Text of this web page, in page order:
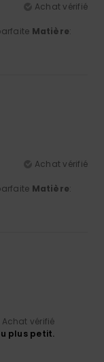
Achat vérifié
Matière:
Achat vérifié
Matière:
Achat vérifié
plus petit.